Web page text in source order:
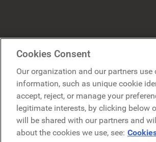
Cookies Consent
Our organization and our partners
information, such as unique cookie
accept, reject, or manage your
legitimate interests, by clicking below
will be shared with our partners and
about the cookies we use, see: